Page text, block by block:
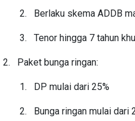
Berlaku skema ADDB
Tenor hingga 7 tahun
Paket bunga ringan:
DP mulai dari 25%
Bunga ringan mulai dari